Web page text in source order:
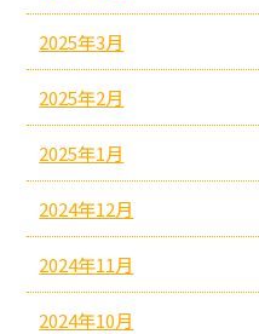
2025年3月
2025年2月
2025年1月
2024年12月
2024年11月
2024年10月